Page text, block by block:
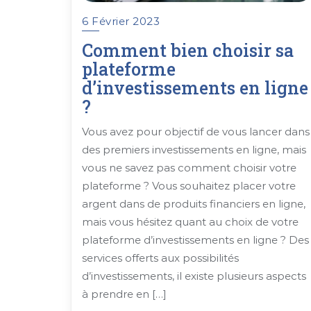
6 Février 2023
Comment bien choisir sa
plateforme
d’investissements en ligne
?
Vous avez pour objectif de vous lancer dans
des premiers investissements en ligne, mais
vous ne savez pas comment choisir votre
plateforme ? Vous souhaitez placer votre
argent dans de produits financiers en ligne,
mais vous hésitez quant au choix de votre
plateforme d’investissements en ligne ? Des
services offerts aux possibilités
d’investissements, il existe plusieurs aspects
à prendre en […]